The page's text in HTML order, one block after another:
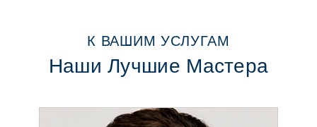
К ВАШИМ УСЛУГАМ
Наши Лучшие Мастера